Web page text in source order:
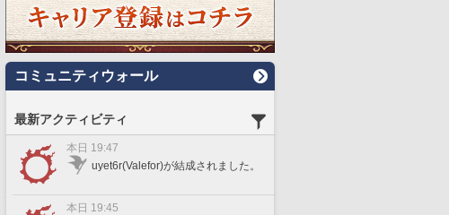
コミュニティウォール
最新アクティビティ
本日 19:47
uyet6r(Valefor)が結成されました。
本日 19:45